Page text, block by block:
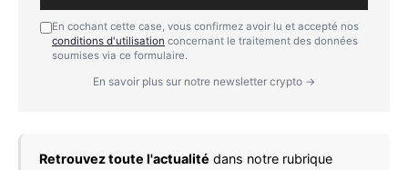
En cochant cette case, vous confirmez avoir lu et accepté nos
conditions d'utilisation concernant le traitement des données
soumises via ce formulaire.
En savoir plus sur notre newsletter crypto →
Retrouvez toute l'actualité dans notre rubrique